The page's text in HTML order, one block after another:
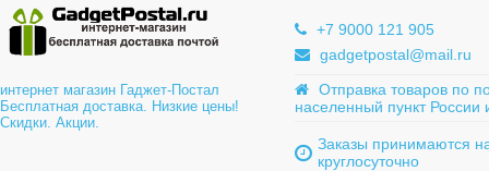
интернет магазин Гаджет-Постал
Бесплатная доставка. Низкие цены!
Скидки. Акции.
+7 9000 121 905
gadgetpostal@mail.ru
Отправка товаров по
населенный пункт России
Заказы принимаются
круглосуточно